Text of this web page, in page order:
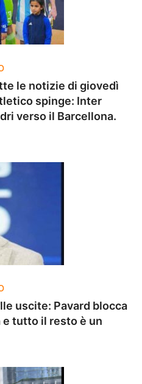
le notizie di giovedì
spinge: Inter
verso il Barcellona.
uscite: Pavard blocca
e tutto il resto è un